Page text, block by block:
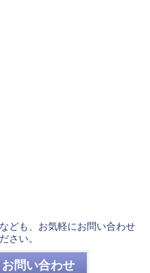
ども、お気軽にお問い合わせ
さい。
問い合わせ